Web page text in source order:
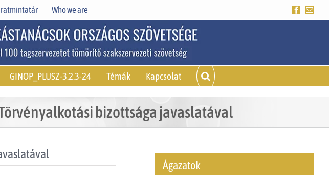
Who we are Facebook
GINOP_PLUSZ-3.2.3-24 Témák Kapcsolat
bizottsága javaslatával
Ágazatok